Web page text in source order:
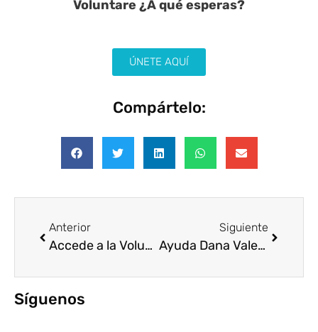
Voluntare ¿A qué esperas?
ÚNETE AQUÍ
Compártelo:
Anterior
Accede a la Voluntare Talks: “Hablamos de Salud Mental y Voluntariado”
Siguiente
Ayuda Dana Valencia
Síguenos